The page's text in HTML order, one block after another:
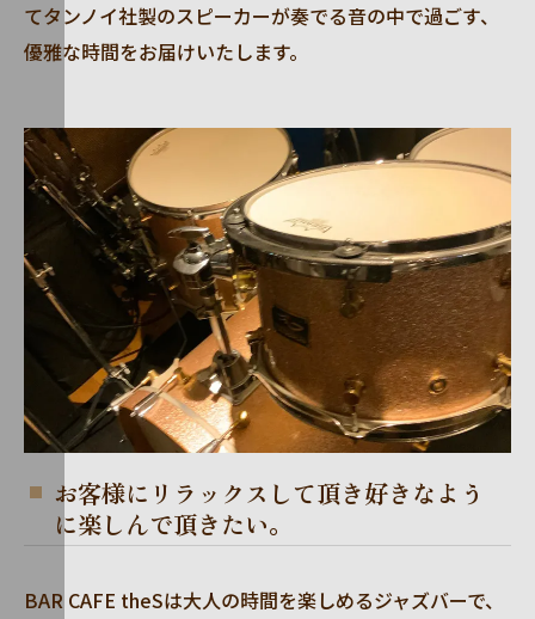
てタンノイ社製のスピーカーが奏でる音の中で過ごす、
優雅な時間をお届けいたします。
お客様にリラックスして頂き好きなよう
に楽しんで頂きたい。
BAR CAFE theSは大人の時間を楽しめるジャズバーで、